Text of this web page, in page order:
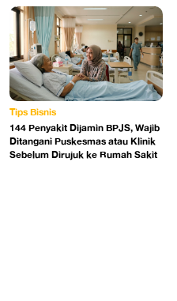
Tips Bisnis
144 Penyakit Dijamin BPJS, Wajib
Ditangani Puskesmas atau Klinik
Sebelum Dirujuk ke Rumah Sakit